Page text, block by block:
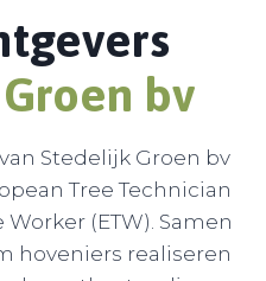
bv
Stedelijk Groen bv
Tree Technician
Worker (ETW). Samen
hoveniers realiseren